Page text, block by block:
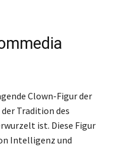
Clown-Figur der
Tradition des
ist. Diese Figur
Intelligenz und